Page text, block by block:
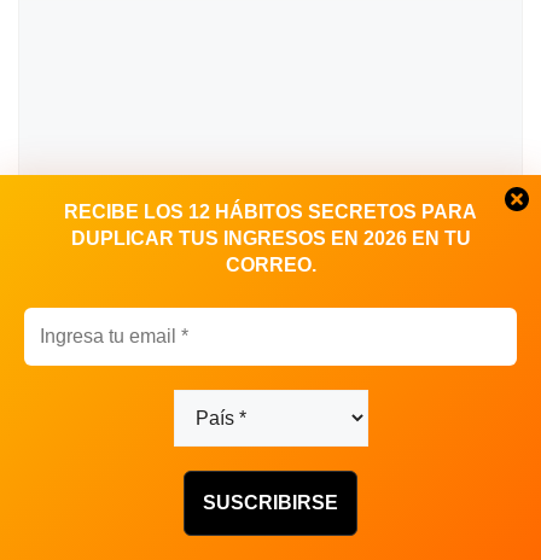
RECIBE LOS 12 HÁBITOS SECRETOS PARA
DUPLICAR TUS INGRESOS EN 2026 EN TU
CORREO.
Nombre